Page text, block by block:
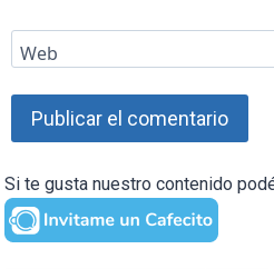
Web
Si te gusta nuestro contenido